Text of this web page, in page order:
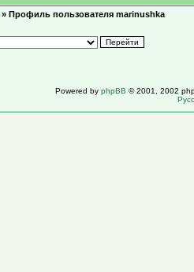
» Профиль пользователя marinushka
Powered by phpBB © 2001, 2002